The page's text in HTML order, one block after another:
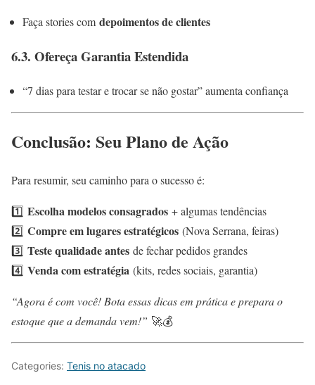
Faça stories com depoimentos de clientes
6.3. Ofereça Garantia Estendida
“7 dias para testar e trocar se não gostar” aumenta confiança
Conclusão: Seu Plano de Ação
Para resumir, seu caminho para o sucesso é:
1️⃣ Escolha modelos consagrados + algumas tendências
2️⃣ Compre em lugares estratégicos (Nova Serrana, feiras)
3️⃣ Teste qualidade antes de fechar pedidos grandes
4️⃣ Venda com estratégia (kits, redes sociais, garantia)
“Agora é com você! Bota essas dicas em prática e prepara o
estoque que a demanda vem!” 🚀💰
Categories: Tenis no atacado